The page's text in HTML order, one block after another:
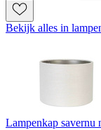
Bekijk alles in
Lampenkap